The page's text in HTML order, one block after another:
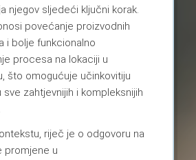
njegov sljedeći ključni korak.
povećanje proizvodnih
i bolje funkcionalno
procesa na lokaciji u
što omogućuje učinkovitiju
sve zahtjevnijih i kompleksnijih
riječ je o odgovoru na
promjene u